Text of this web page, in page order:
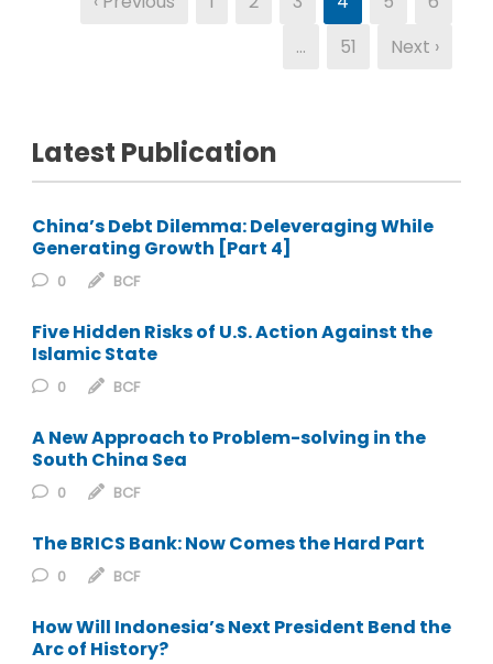
…
51 Next ›
Latest Publication
China’s Debt Dilemma: Deleveraging While
Generating Growth [Part 4]
0 BCF
Five Hidden Risks of U.S. Action Against the
Islamic State
0 BCF
A New Approach to Problem-solving in the
South China Sea
0 BCF
The BRICS Bank: Now Comes the Hard Part
0 BCF
How Will Indonesia’s Next President Bend the
Arc of History?